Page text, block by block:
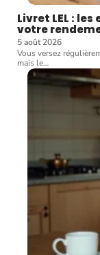
Livret LEL :
votre
5 août 2026
Vous versez
mais le…